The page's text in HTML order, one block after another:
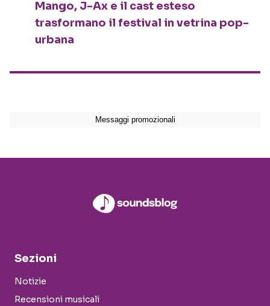
Mango, J-Ax e il cast esteso
trasformano il festival in vetrina pop-
urbana
Sezioni
Notizie
Recensioni musicali